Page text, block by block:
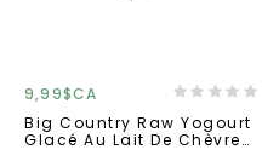
9,99$CA
Big Country Raw Yogourt
Glacé Au Lait De Chèvre